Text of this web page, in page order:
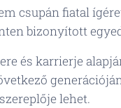
csupán fiatal
bizonyított
és karrierje
lehet.